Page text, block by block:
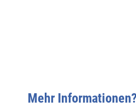
Mehr Informationen?